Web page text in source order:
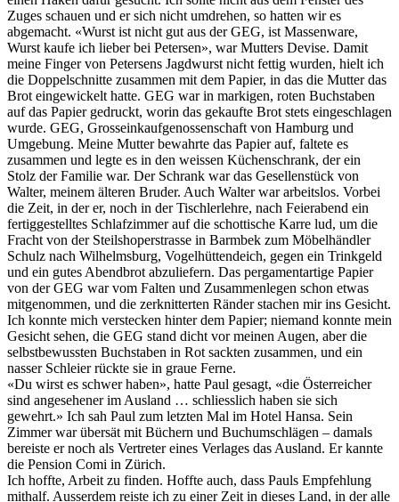
Zuges schauen und er sich nicht umdrehen, so hatten wir es
abgemacht. «Wurst ist nicht gut aus der GEG, ist Massenware,
Wurst kaufe ich lieber bei Petersen», war Mutters Devise. Damit
meine Finger von Petersens Jagdwurst nicht fettig wurden, hielt ich
die Doppelschnitte zusammen mit dem Papier, in das die Mutter das
Brot eingewickelt hatte. GEG war in markigen, roten Buchstaben
auf das Papier gedruckt, worin das gekaufte Brot stets eingeschlagen
wurde. GEG, Grosseinkaufgenossenschaft von Hamburg und
Umgebung. Meine Mutter bewahrte das Papier auf, faltete es
zusammen und legte es in den weissen Küchenschrank, der ein
Stolz der Familie war. Der Schrank war das Gesellenstück von
Walter, meinem älteren Bruder. Auch Walter war arbeitslos. Vorbei
die Zeit, in der er, noch in der Tischlerlehre, nach Feierabend ein
fertiggestelltes Schlafzimmer auf die schottische Karre lud, um die
Fracht von der Steilshoperstrasse in Barmbek zum Möbelhändler
Schulz nach Wilhelmsburg, Vogelhüttendeich, gegen ein Trinkgeld
und ein gutes Abendbrot abzuliefern. Das pergamentartige Papier
von der GEG war vom Falten und Zusammenlegen schon etwas
mitgenommen, und die zerknitterten Ränder stachen mir ins Gesicht.
Ich konnte mich verstecken hinter dem Papier; niemand konnte mein
Gesicht sehen, die GEG stand dicht vor meinen Augen, aber die
selbstbewussten Buchstaben in Rot sackten zusammen, und ein
nasser Schleier rückte sie in graue Ferne.
«Du wirst es schwer haben», hatte Paul gesagt, «die Österreicher
sind angesehener im Ausland … schliesslich haben sie sich
gewehrt.» Ich sah Paul zum letzten Mal im Hotel Hansa. Sein
Zimmer war übersät mit Büchern und Buchumschlägen – damals
bereiste er noch als Vertreter eines Verlages das Ausland. Er kannte
die Pension Comi in Zürich.
Ich hoffte, Arbeit zu finden. Hoffte auch, dass Pauls Empfehlung
mithalf. Ausserdem reiste ich zu einer Zeit in dieses Land, in der alle